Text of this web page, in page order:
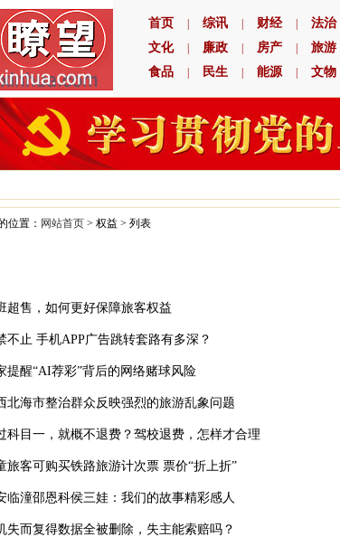
首页 综讯 财经 法治
文化
廉政 房产 旅游
食品
民生 能源 文物
位置： 网站首页 > 权益 > 列表
超售，如何更好保障旅客权益
不止 手机APP广告跳转套路有多深？
提醒“AI荐彩”背后的网络赌球风险
北海市整治群众反映强烈的旅游乱象问题
科目一，就概不退费？驾校退费，怎样才合理
旅客可购买铁路旅游计次票 票价“折上折”
临潼邵恩科侯三娃：我们的故事精彩感人
失而复得数据全被删除，失主能索赔吗？